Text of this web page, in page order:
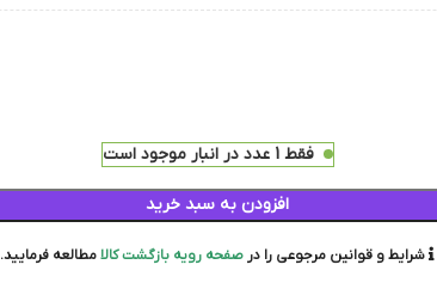
فقط 1 عدد در انبار موجود است
افزودن به سبد خرید
شرایط و قوانین مرجوعی را در صفحه رویه بازگشت کالامطالعه فرمایید.